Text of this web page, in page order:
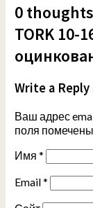
0
TORK 10-
Write a
Ваш адрес
поля помечены
Имя *
Email*